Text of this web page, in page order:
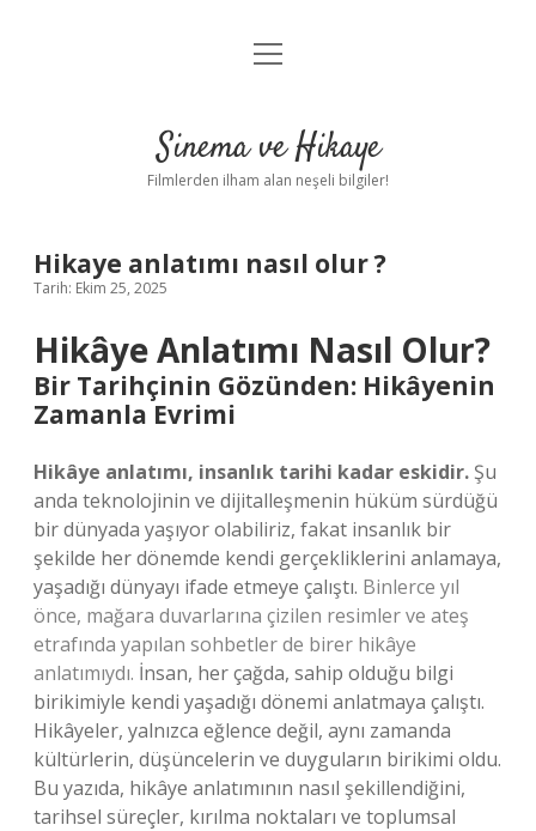
Gizlilik Politikası
Yasal Uyarı
menüyü
Sinema ve Hikaye
Filmlerden ilham alan neşeli bilgiler!
Hikaye anlatımı nasıl olur ?
Tarih: Ekim 25, 2025
Hikâye Anlatımı Nasıl Olur?
Bir Tarihçinin Gözünden: Hikâyenin
Zamanla Evrimi
Hikâye anlatımı, insanlık tarihi kadar eskidir. Şu
anda teknolojinin ve dijitalleşmenin hüküm sürdüğü
bir dünyada yaşıyor olabiliriz, fakat insanlık bir
şekilde her dönemde kendi gerçekliklerini anlamaya,
yaşadığı dünyayı ifade etmeye çalıştı. Binlerce yıl
önce, mağara duvarlarına çizilen resimler ve ateş
etrafında yapılan sohbetler de birer hikâye
anlatımıydı. İnsan, her çağda, sahip olduğu bilgi
birikimiyle kendi yaşadığı dönemi anlatmaya çalıştı.
Hikâyeler, yalnızca eğlence değil, aynı zamanda
kültürlerin, düşüncelerin ve duyguların birikimi oldu.
Bu yazıda, hikâye anlatımının nasıl şekillendiğini,
tarihsel süreçler, kırılma noktaları ve toplumsal